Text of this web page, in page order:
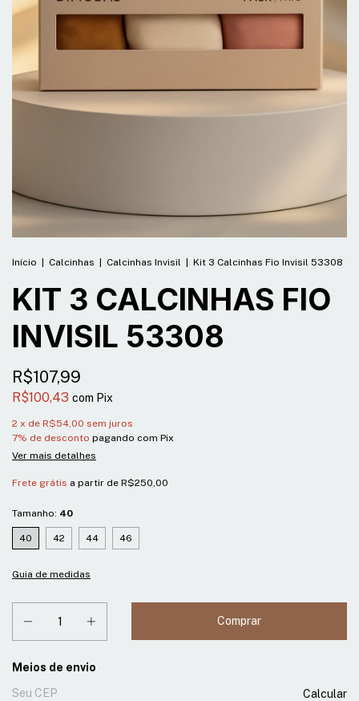
Início | Calcinhas | Calcinhas Invisil | Kit 3 Calcinhas Fio Invisil 53308
KIT 3 CALCINHAS FIO
INVISIL 53308
R$107,99
R$100,43 com Pix
2 x de R$54,00 sem juros
7% de desconto pagando com Pix
Ver mais detalhes
Frete grátis a partir de R$250,00
Tamanho: 40
40 42 44 46
Guia de medidas
Entregas para o CEP:
Meios de envio
Calcular